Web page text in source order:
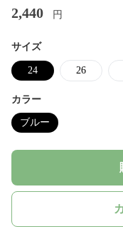
2,440 円
サイズ
24 26
カラー
ブルー